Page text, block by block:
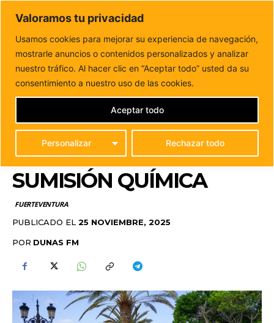
Valoramos tu privacidad
Usamos cookies para mejorar su experiencia de navegación,
mostrarle anuncios o contenidos personalizados y analizar
nuestro tráfico. Al hacer clic en “Aceptar todo” usted da su
consentimiento a nuestro uso de las cookies.
Personalizar Rechazar todo
Aceptar todo
DUNAS FM
Tu informacion de forma cercana
Inicio FUERTEVENTURA
La Oliva conmemora el 25N con
un acto institucional y una campaña...
LA OLIVA CONMEMORA
EL 25N CON UN ACTO
INSTITUCIONAL Y UNA
CAMPAÑA CONTRA LA
SUMISIÓN QUÍMICA
FUERTEVENTURA
PUBLICADO EL 25 NOVIEMBRE, 2025
POR DUNAS FM